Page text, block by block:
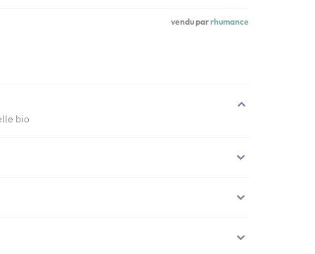
vendu parrhumance
bio